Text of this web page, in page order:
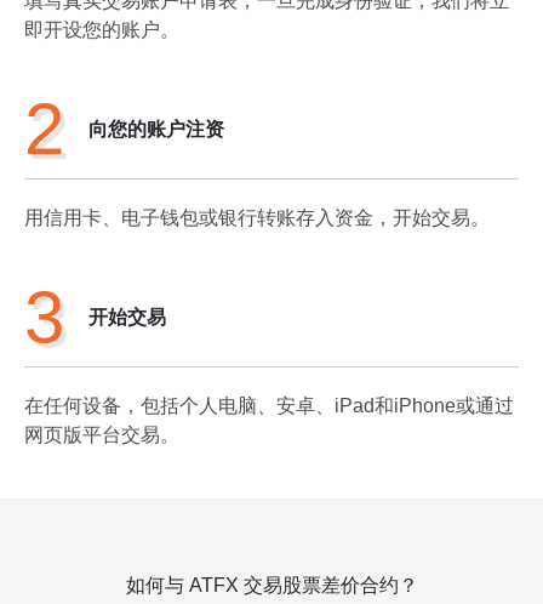
即开设您的账户。
2 向您的账户注资
用信用卡、电子钱包或银行转账存入资金，开始交易。
3 开始交易
在任何设备，包括个人电脑、安卓、iPad和iPhone或通过
网页版平台交易。
如何与 ATFX 交易股票差价合约？